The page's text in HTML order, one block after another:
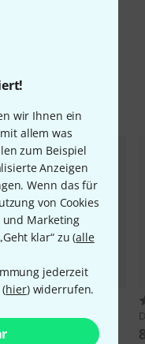
wir Ihnen ein
allem was
zum Beispiel
Anzeigen
Wenn das für
von Cookies
und Marketing
klar“ zu (alle
jederzeit
hier) widerrufen.
DP-R-F90